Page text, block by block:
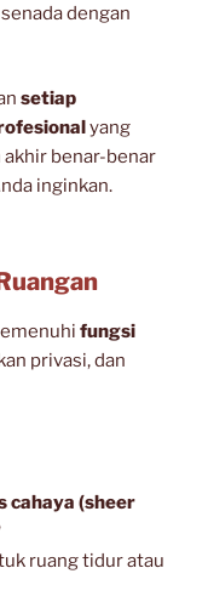
dengan
setiap
yang
benar-benar
inginkan.
fungsi
privasi, dan
cahaya (sheer
ruang tidur atau